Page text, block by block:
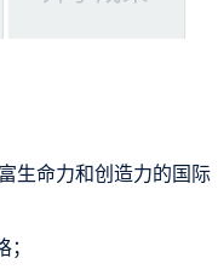
生命力和创造力的国际